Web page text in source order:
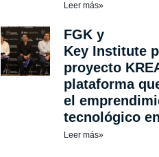
Leer más»
FGK y
Key Institute
proyecto
plataforma
el
tecnológico
Leer más»